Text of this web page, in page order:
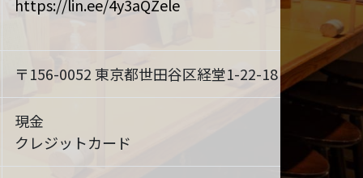
https://lin.ee/4y3aQZele
〒156-0052 東京都世田谷区経堂1-22-18MAP
現金
クレジットカード